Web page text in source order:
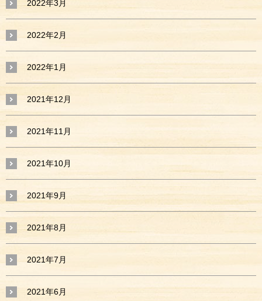
2022年3月
2022年2月
2022年1月
2021年12月
2021年11月
2021年10月
2021年9月
2021年8月
2021年7月
2021年6月